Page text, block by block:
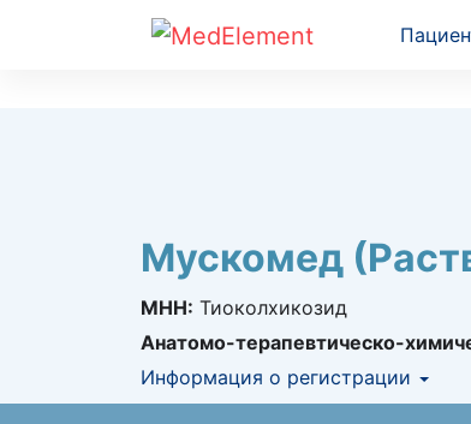
Мускомед
МНН: Тиоколхикозид
Анатомо-терапевтическо-
Информация о регистрации